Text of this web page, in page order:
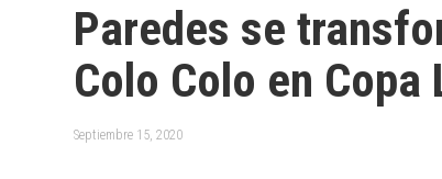
Paredes se
Colo Colo en
Septiembre 15, 2020